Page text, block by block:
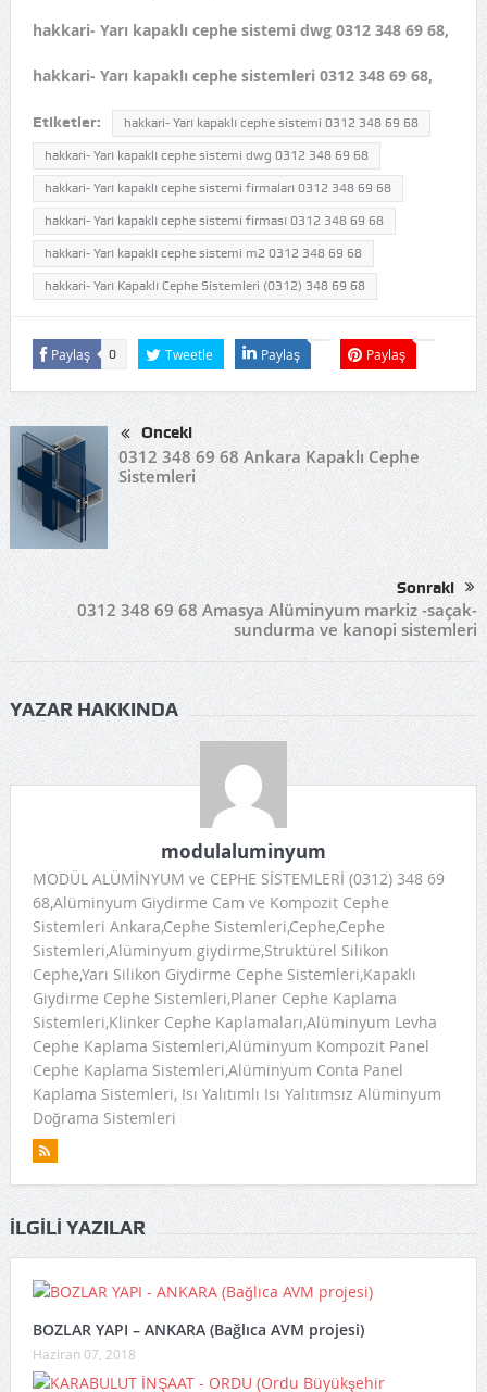
hakkari- Yarı kapaklı cephe sistemi dwg 0312 348 69 68,
hakkari- Yarı kapaklı cephe sistemleri 0312 348 69 68,
Etiketler: hakkari- Yarı kapaklı cephe sistemi 0312 348 69 68
hakkari- Yarı kapaklı cephe sistemi dwg 0312 348 69 68
hakkari- Yarı kapaklı cephe sistemi firmaları 0312 348 69 68
hakkari- Yarı kapaklı cephe sistemi firması 0312 348 69 68
hakkari- Yarı kapaklı cephe sistemi m2 0312 348 69 68
hakkari- Yarı Kapaklı Cephe Sistemleri (0312) 348 69 68
Paylaş 0 Tweetle Paylaş Paylaş
Önceki
0312 348 69 68 Ankara Kapaklı Cephe
Sistemleri
Sonraki
0312 348 69 68 Amasya Alüminyum markiz -saçak-
sundurma ve kanopi sistemleri
YAZAR HAKKINDA
modulaluminyum
MODÜL ALÜMİNYUM ve CEPHE SİSTEMLERİ (0312) 348 69
68,Alüminyum Giydirme Cam ve Kompozit Cephe
Sistemleri Ankara,Cephe Sistemleri,Cephe,Cephe
Sistemleri,Alüminyum giydirme,Struktürel Silikon
Cephe,Yarı Silikon Giydirme Cephe Sistemleri,Kapaklı
Giydirme Cephe Sistemleri,Planer Cephe Kaplama
Sistemleri,Klinker Cephe Kaplamaları,Alüminyum Levha
Cephe Kaplama Sistemleri,Alüminyum Kompozit Panel
Cephe Kaplama Sistemleri,Alüminyum Conta Panel
Kaplama Sistemleri, Isı Yalıtımlı Isı Yalıtımsız Alüminyum
Doğrama Sistemleri
İLGILI YAZILAR
BOZLAR YAPI – ANKARA (Bağlıca AVM projesi)
Haziran 07, 2018